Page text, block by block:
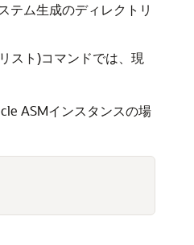
テム生成のディレクトリ
スト)コマンドでは、現
ASMインスタンスの場